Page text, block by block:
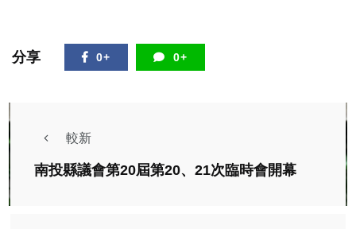
分享 0+ 0+
較新
南投縣議會第20屆第20、21次臨時會開幕